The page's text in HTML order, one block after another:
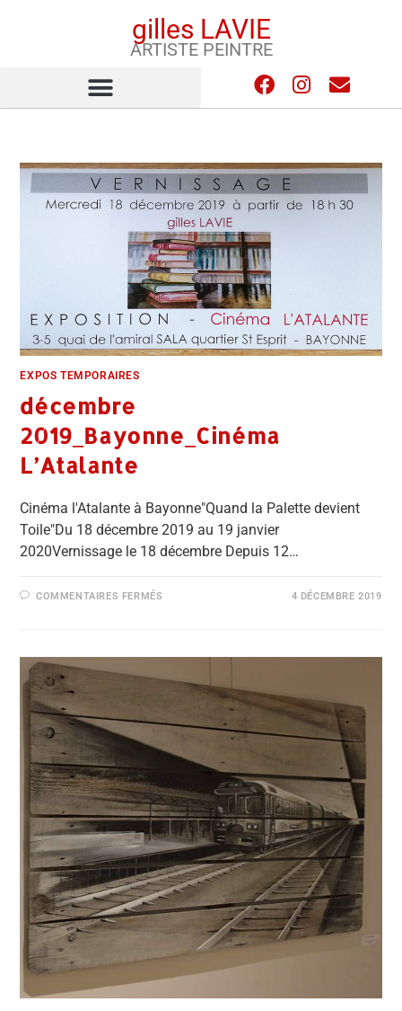
gilles LAVIE
ARTISTE PEINTRE
EXPOS TEMPORAIRES
décembre
2019_Bayonne_Cinéma
L’Atalante
Cinéma l'Atalante à Bayonne"Quand la Palette devient
Toile"Du 18 décembre 2019 au 19 janvier
2020Vernissage le 18 décembre Depuis 12…
COMMENTAIRES FERMÉS 4 DÉCEMBRE 2019